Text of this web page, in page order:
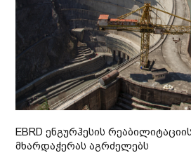
EBRD ენგურჰესის
მხარდაჭერას აგრძელებს